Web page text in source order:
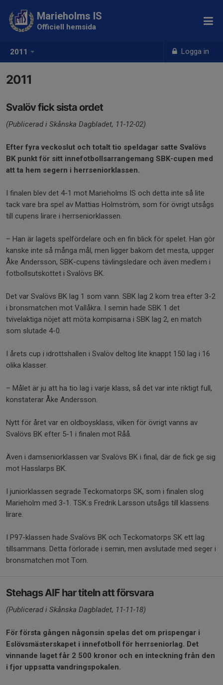
2011 Logga in
Marieholms IS
Officiell hemsida
2011
Svalöv fick sista ordet
(Publicerad i Skånska Dagbladet, 11-12-02)
Efter fyra veckoslut och totalt tio speldagar satte Svalövs
BK punkt för sitt innefotbollsarrangemang SBK-cupen med
att ta hem segern i herrseniorklassen.
I finalen blev det 4-1 mot Marieholms IS och detta inte så lite
tack vare bra spel av Mattias Holmström, som för övrigt utsågs
till cupens lirare i herrseniorklassen.
– Han är lagets spelfördelare och en fin blick för spelet. Han gör
kanske inte så många mål, men ligger bakom det mesta, uppger
Åke Andersson, SBK-cupens tävlingsledare och även medlem i
fotbollsutskottet i Svalövs BK.
Det var Svalövs BK lag 1 som vann. SBK lag 2 kom trea efter 3-2
i bronsmatchen mot Vallåkra. I semin hade SBK 1 det
tvivelaktiga nöjet att möta kompisarna i SBK lag 2, en match
som slutade 4-0.
I årets cup i idrottshallen i Svalöv deltog lite knappt 150 lag i 16
olika klasser.
– Målet är ju att ha tio lag i varje klass, så det var inte riktigt full,
konstaterar Åke Andersson.
Nytt för året var en oldboysklass, vilken för övrigt vanns av
Svalövs BK efter 5-1 i finalen mot Råå.
Även i damseniorklassen var Svalövs BK i final, där de fick ge sig
mot Hasslarps BK.
I juniorklassen segrade Teckomatorps SK, som i finalen slog
Marieholm med 3-1. TSK:s Fredrik Larsson utsågs till klassens
lirare.
I P97-klassen hade Svalövs BK och Teckomatorps SK ett lag
tillsammans. Detta förlorade i semin, men avslutade med seger i
bronsmatchen mot Torn.
Stehags AIF har titeln att försvara
(Publicerad i Skånska Dagbladet, 11-11-18)
För första gången någonsin spelas det om prispengar i
Eslövsmästerskapet i innefotboll för herrseniorlag. Det
vinnande laget får 2 500 kronor och en inteckning från den
i fjor uppsatta vandringspokalen.